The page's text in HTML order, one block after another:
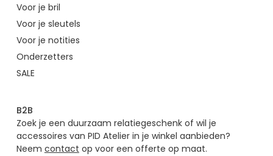
Voor je bril
Voor je sleutels
Voor je notities
Onderzetters
SALE
B2B
Zoek je een duurzaam relatiegeschenk of wil je
accessoires van PID Atelier in je winkel aanbieden?
Neem contact op voor een offerte op maat.